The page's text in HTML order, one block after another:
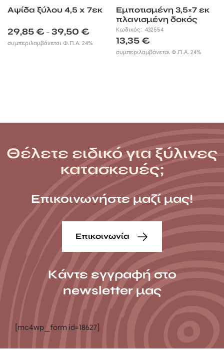
Αψίδα ξύλου 4,5 x 7εκ
29,85€ – 39,50 €
range:
συμπεριλαμβάνεται Φ.Π.Α. 24%
Εμποτισμένη 3,5×7 εκ
πλανισμένη δοκός
Κωδικός:432554
13,35€
συμπεριλαμβάνεται Φ.Π.Α. 24%
Θέλετε ειδικό για ξύλινες
κατασκευές;
Επικοινωνήστε μαζί μας!
Επικοινωνία
Κάντε εγγραφή στο
newsletter μας
[mc4wp_form id=18627]